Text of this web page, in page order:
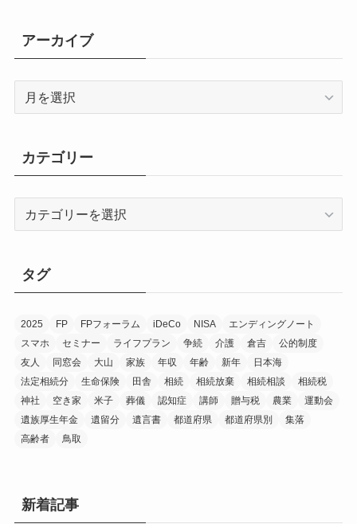
アーカイブ
ブ
カテゴリー
ー
タグ
2025 FP FPフォーラム iDeCo NISA
エンディングノート
スマホ
セミナー ライフプラン 争続 介護 倉吉
公的制度
友人
同窓会 大山 家族 年収 年齢 新年
日本海
法定相続分
生命保険 田舎 相続 相続放棄 相続相談
相続税
神社
空き家 米子 葬儀 認知症 講師 贈与税 農業
運動会
遺族厚生年金
遺留分 遺言書 都道府県 都道府県別
集落
高齢者
鳥取
新着記事